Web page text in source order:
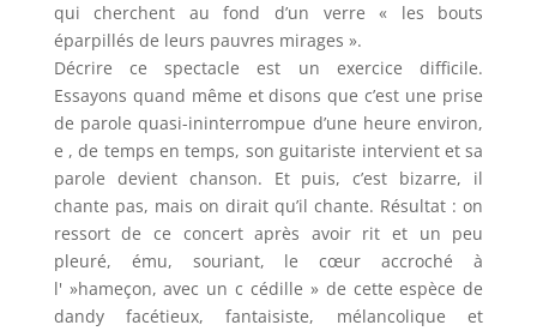
qui cherchent au fond d’un verre « les bouts
éparpillés de leurs pauvres mirages ».
Décrire ce spectacle est un exercice difficile.
Essayons quand même et disons que c’est une prise
de parole quasi-ininterrompue d’une heure environ,
e , de temps en temps, son guitariste intervient et sa
parole devient chanson. Et puis, c’est bizarre, il
chante pas, mais on dirait qu’il chante. Résultat : on
ressort de ce concert après avoir rit et un peu
pleuré, ému, souriant, le cœur accroché à
l' »hameçon, avec un c cédille » de cette espèce de
dandy facétieux, fantaisiste, mélancolique et